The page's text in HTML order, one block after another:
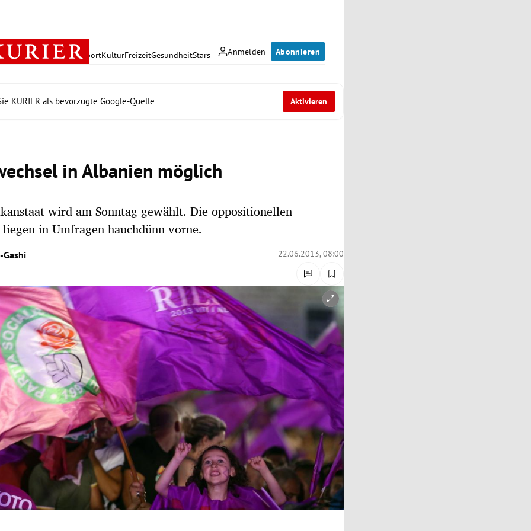
Anmelden Abonnieren
PolitikWirtschaft SportKulturFreizeitGesundheitStars
KURIER als bevorzugte Google-Quelle Aktivieren
in Albanien möglich
wird am Sonntag gewählt. Die oppositionellen
in Umfragen hauchdünn vorne.
22.06.2013, 08:00
öffnen/schließen